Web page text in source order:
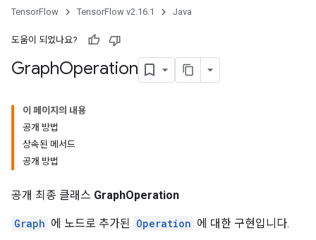
TensorFlow TensorFlow v2.16.1 Java
도움이 되었나요?
GraphOperation
이 페이지의 내용
공개 방법
상속된 메서드
공개 방법
공개 최종 클래스 GraphOperation
Graph 에 노드로 추가된 Operation 에 대한 구현입니다.